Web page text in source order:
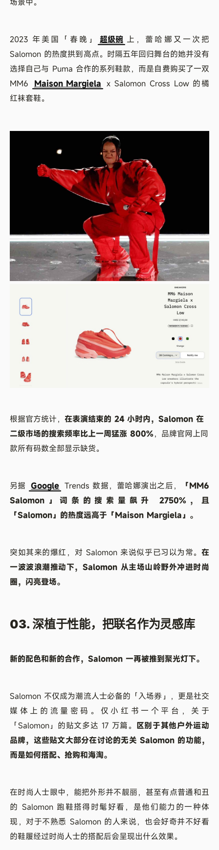
2023 年美国「春晚」 超级碗 上，蕾哈娜又一次把
Salomon 的热度拱到高点。时隔五年回归舞台的她并没有
选择自己与 Puma 合作的系列鞋款，而是自费购买了一双
MM6
Maison Margiela x Salomon Cross Low 的橘
红袜套鞋。
根据官方统计， 在表演结束的 24 小时内，Salomon 在
二级市场的搜索频率比上一周猛涨 800%，品牌官网上同
款所有码数全部显示缺货。
另据 Google Trends 数据，蕾哈娜演出之后，
「MM6
Salomon」词条的搜索量飙升 2750%，且
「Salomon」的热度远高于「Maison Margiela」。
突如其来的爆红，对 Salomon 来说似乎已习以为常。 在
一波波浪潮推动下，Salomon 从主场山岭野外冲进时尚
圈，闪亮登场。
03. 深植于性能，把联名作为灵感库
新的配色和新的合作，Salomon 一再被推到聚光灯下。
Salomon 不仅成为潮流人士必备的「入场券」，更是社交
媒体上的流量密码。仅小红书一个平台，关于
「Salomon」的贴文多达 17 万篇。 区别于其他户外运动
品牌，这些贴文大部分在讨论的无关 Salomon 的功能，
而是如何搭配、抢购和海淘。
在时尚人士眼中，能把外形并不靓丽，甚至有点普通和丑
的 Salomon 跑鞋搭得时髦好看，是他们能力的一种体
现，对于不熟悉 Salomon 的人来说，也会好奇并不好看
的鞋履经过时尚人士的搭配后会呈现出什么效果。